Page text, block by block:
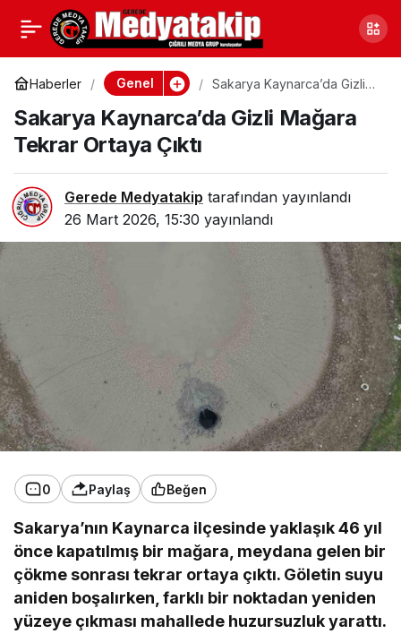
Haberler Genel
Sakarya Kaynarca’da Gizli
Sakarya Kaynarca’da Gizli Mağara
Tekrar Ortaya Çıktı
Gerede Medyatakip tarafından yayınlandı
26 Mart 2026, 15:30 yayınlandı
0 Paylaş Beğen
Sakarya’nın Kaynarca ilçesinde yaklaşık 46 yıl
önce kapatılmış bir mağara, meydana gelen bir
çökme sonrası tekrar ortaya çıktı. Göletin suyu
aniden boşalırken, farklı bir noktadan yeniden
yüzeye çıkması mahallede huzursuzluk yarattı.
Ankara Gölbaşı
Belediyesi 61 Yaşında
Paylaş